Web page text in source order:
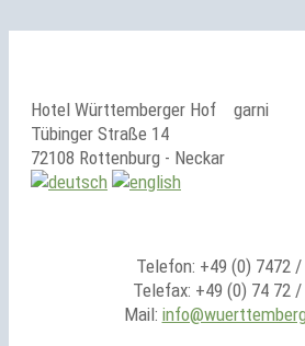
Hotel Württemberger Hof
garni
Tübinger Straße 14
72108 Rottenburg - Neckar
Telefon: +49 (0) 7472 /
Telefax: +49 (0) 74 72 /
Mail: